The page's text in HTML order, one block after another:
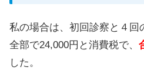
私の場合は、初回診察と４回
全部で24,000円と消費税で、
した。